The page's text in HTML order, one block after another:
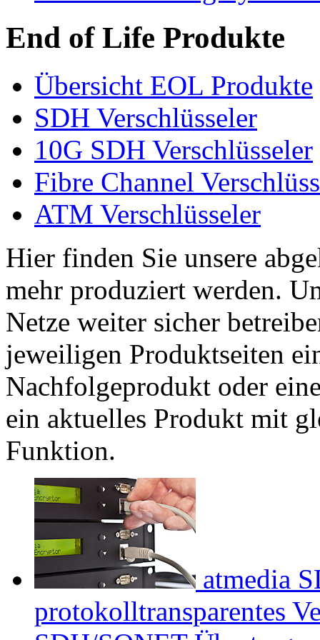
End of Life Produkte
Übersicht EOL Produkte
SDH Verschlüsseler
10G SDH Verschlüsseler
Fibre Channel
ATM Verschlüsseler
Hier finden Sie unsere
mehr produziert werden.
Netze weiter sicher
jeweiligen Produktseiten
Nachfolgeprodukt oder
ein aktuelles Produkt mit
Funktion.
atmedia
protokolltransparentes